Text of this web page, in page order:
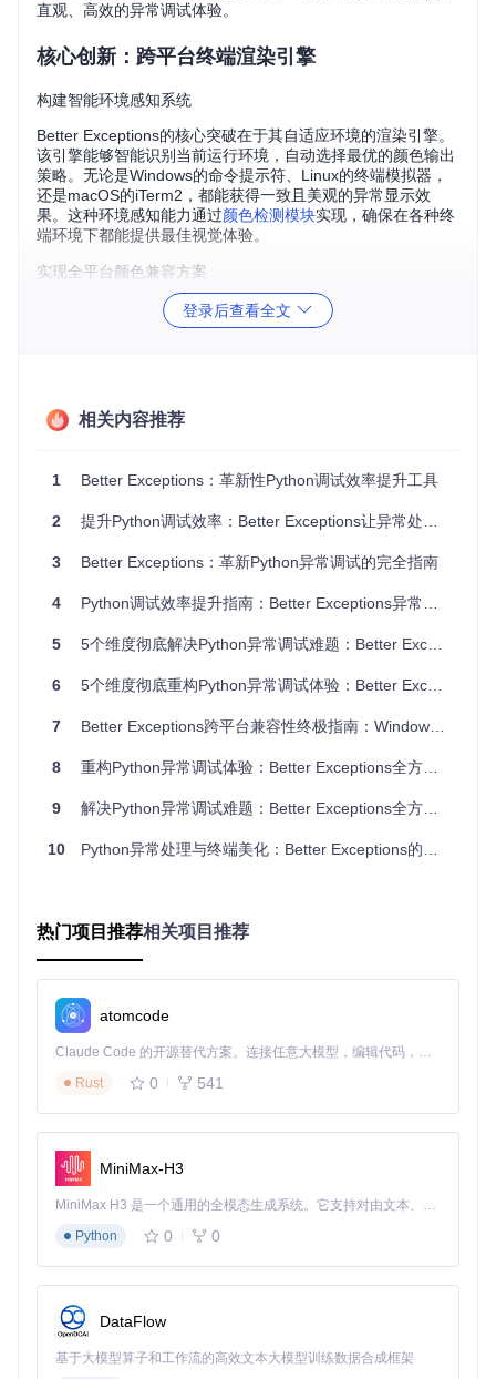
直观、高效的异常调试体验。
核心创新：跨平台终端渲染引擎
构建智能环境感知系统
Better Exceptions的核心突破在于其自适应环境的渲染引擎。
该引擎能够智能识别当前运行环境，自动选择最优的颜色输出
策略。无论是Windows的命令提示符、Linux的终端模拟器，
还是macOS的iTerm2，都能获得一致且美观的异常显示效
果。这种环境感知能力通过颜色检测模块实现，确保在各种终
端环境下都能提供最佳视觉体验。
实现全平台颜色兼容方案
针对不同操作系统的终端特性，Better Exceptions采用了分层
兼容策略。在Windows系统中，通过Colorama库将ANSI转义
工具的平台限制。
Better Exceptions的颜色处理流程分为三个关键步骤：首先通
过环境变量检测强制颜色设置，其次查询终端类型和支持能
力，最后根据检测结果选择合适的颜色渲染策略。这一流程通
中的 should_colorize()
函数实现，确保了
颜色输出的可靠性和一致性。
构建语法感知的异常格式化器
异常信息的美化离不开精准的语法分析。Better Exceptions利
字、函数名、变量和字面量等不同语法元素，并通过格式化模
中的主题系统为其分配特定颜色。这种语法感知能力使得异
常信息的结构更加清晰，关键信息一目了然。
实践指南：快速集成与定制
集成Better Exceptions到项目中异常简单，只需通过pip安装后
导入模块即可：
在代码中导入：
无需额外配置，异常信息将自动以美化形式呈现。
灵活控制颜色输出行为
设置FORCE_COLOR=1环境变量强制启用颜色
通过NO_COLOR=1环境变量完全禁用颜色
利用
等）都能获得合适的异常显示效果。
登录后查看全文
相关内容推荐
1 Better Exceptions：革新性Python调试效率提升工具
2 提升Python调试效率：Better Exceptions让异常处理化繁为简
3 Better Exceptions：革新Python异常调试的完全指南
4 Python调试效率提升指南：Better Exceptions异常诊断工具全解析
5 5个维度彻底解决Python异常调试难题：Better Exceptions实战解决方案
6 5个维度彻底重构Python异常调试体验：Better Exceptions进阶指南
7 Better Exceptions跨平台兼容性终极指南：Windows、Linux、macOS全解析
8 重构Python异常调试体验：Better Exceptions全方位指南
9 解决Python异常调试难题：Better Exceptions全方位调试体验优化方案
10 Python异常处理与终端美化：Better Exceptions的跨平台解决方案
热门项目推荐相关项目推荐
atomcode
Claude Code 的开源替代方案。连接任意大模型，编辑代码，运行命令，自动验证 — 全自动执行。用 Rust 构建，极致性能。 ｜ An open-source alternative to Claude Code. Connect any LLM, edit code, run commands, and verify changes — autonomously. Built in Rust for speed. Get Started
Rust
0 541
MiniMax-H3
MiniMax H3 是一个通用的全模态生成系统。它支持对由文本、图像、视频和音频组成的多模态上下文进行统一理解，并能生成分辨率高达 2K、时长可达 15 秒的带原生立体声音频的视频。得益于面向任务泛化的系统设计，H3 在预训练阶段就已具备广泛的多模态上下文理解与生成能力，能够出色地执行复杂的多模态指令。
Python
0 0
DataFlow
基于大模型算子和工作流的高效文本大模型训练数据合成框架